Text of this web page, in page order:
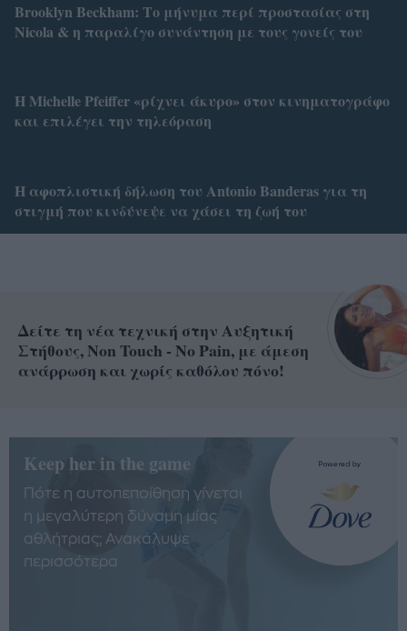
Brooklyn Βeckham: Το μήνυμα περί προστασίας στη
Nicola & η παραλίγο συνάντηση με τους γονείς του
H Michelle Pfeiffer «ρίχνει άκυρο» στον κινηματογράφο
και επιλέγει την τηλεόραση
Η αφοπλιστική δήλωση του Antonio Banderas για τη
στιγμή που κινδύνεψε να χάσει τη ζωή του
Δείτε τη νέα τεχνική στην Αυξητική
Στήθους, Non Touch - No Pain, με άμεση
ανάρρωση και χωρίς καθόλου πόνο!
Keep her in the game
Πότε η αυτοπεποίθηση γίνεται
η μεγαλύτερη δύναμη μίας
αθλήτριας; Ανακάλυψε
περισσότερα